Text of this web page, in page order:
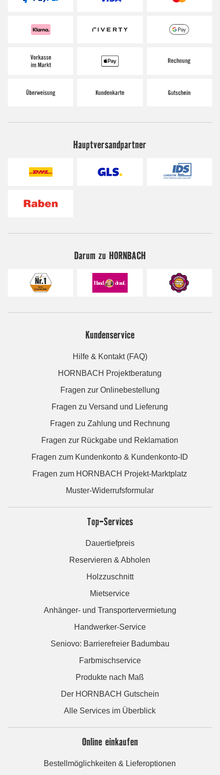
Hauptversandpartner
Darum zu HORNBACH
Kundenservice
Hilfe & Kontakt (FAQ)
HORNBACH Projektberatung
Fragen zur Onlinebestellung
Fragen zu Versand und Lieferung
Fragen zu Zahlung und Rechnung
Fragen zur Rückgabe und Reklamation
Fragen zum Kundenkonto & Kundenkonto-ID
Fragen zum HORNBACH Projekt-Marktplatz
Muster-Widerrufsformular
Top-Services
Dauertiefpreis
Reservieren & Abholen
Holzzuschnitt
Mietservice
Anhänger- und Transportervermietung
Handwerker-Service
Seniovo: Barrierefreier Badumbau
Farbmischservice
Produkte nach Maß
Der HORNBACH Gutschein
Alle Services im Überblick
Online einkaufen
Bestellmöglichkeiten & Lieferoptionen